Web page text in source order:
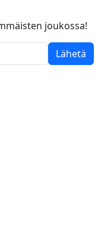
joukossa!
Lähetä